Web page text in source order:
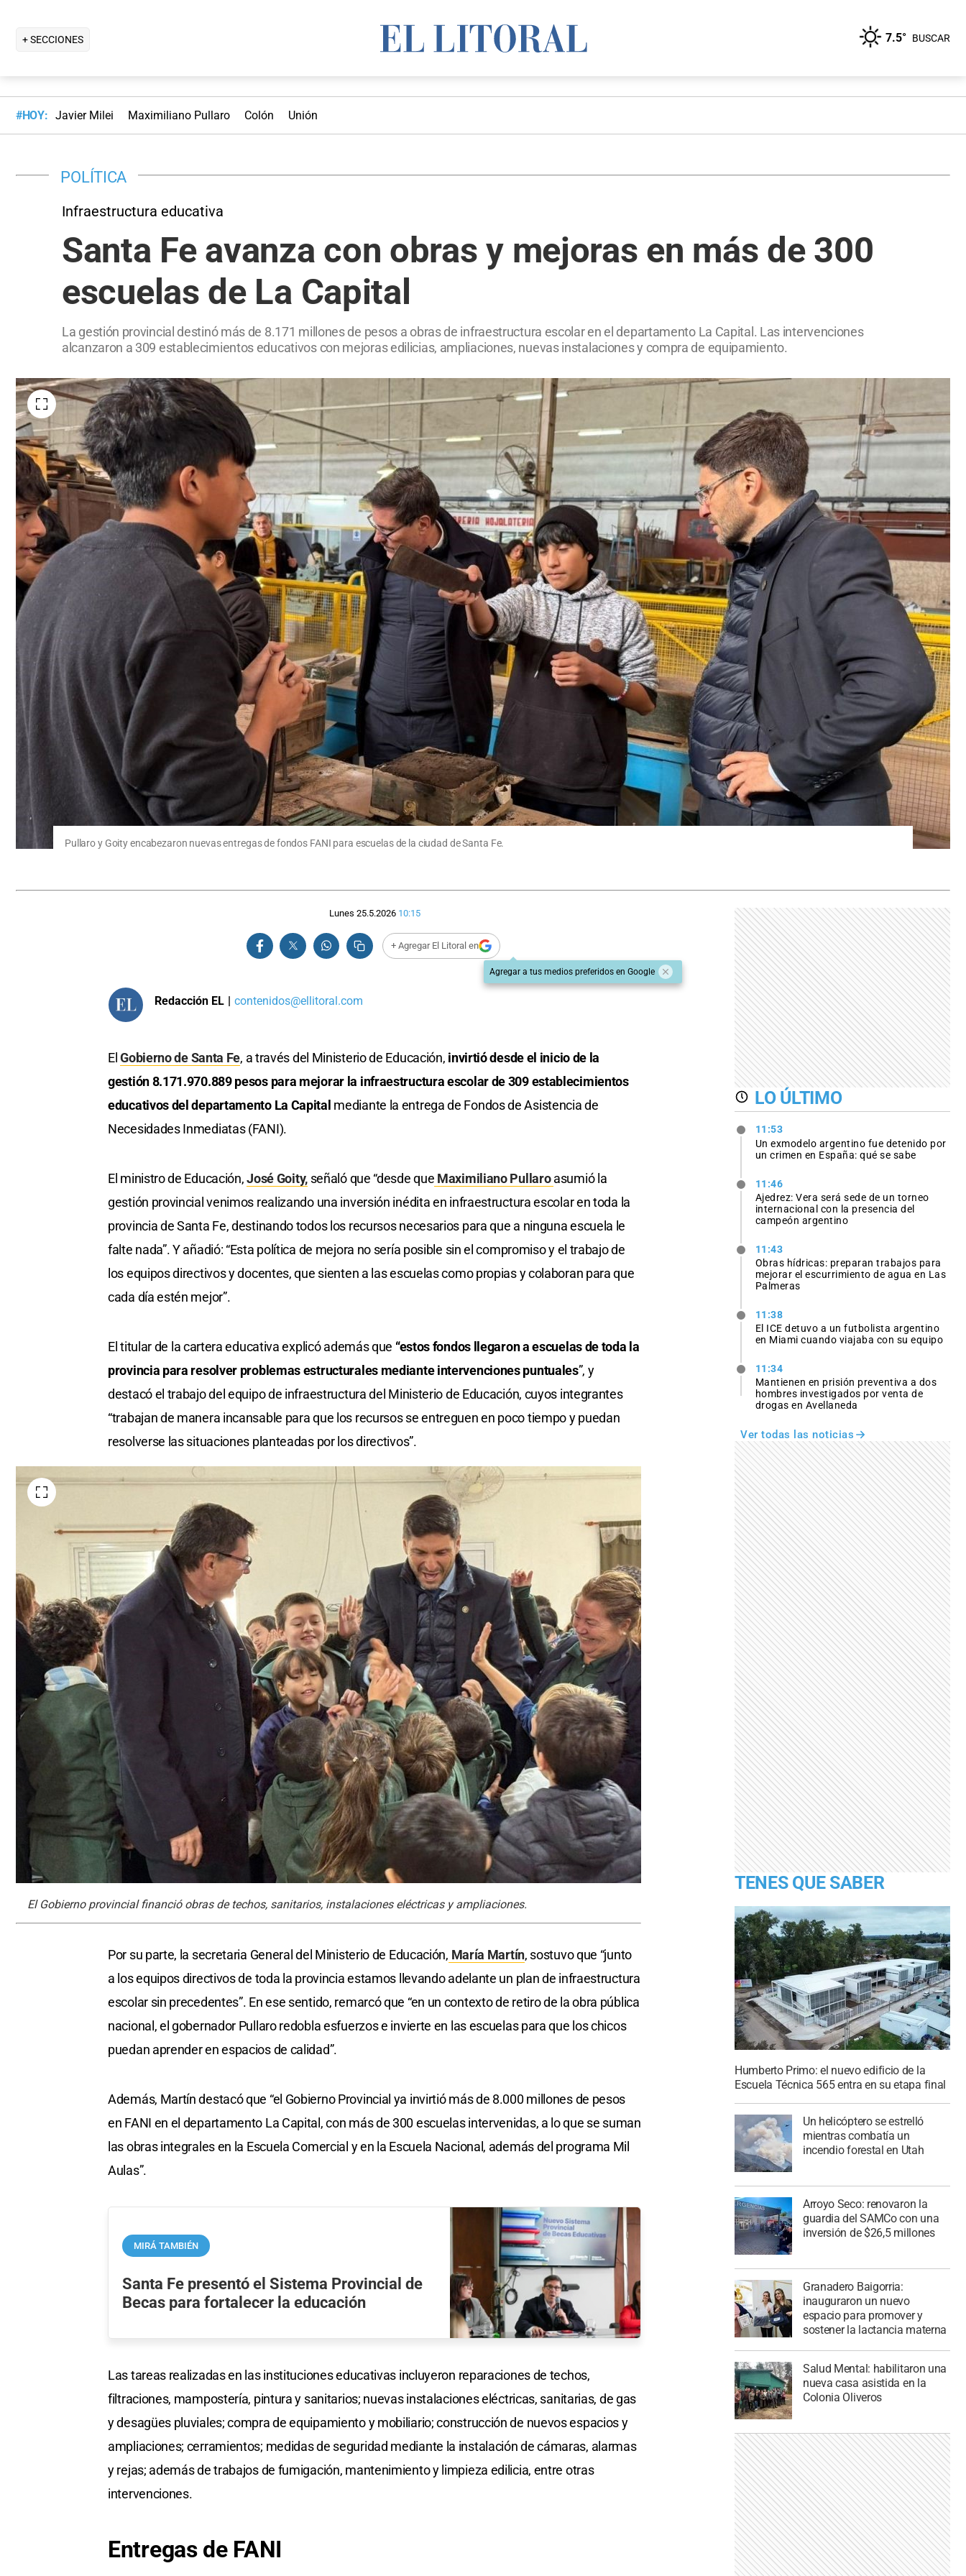
+ SECCIONES 7.5° BUSCAR
#HOY: Javier Milei Maximiliano Pullaro Colón Unión
POLÍTICA
Infraestructura educativa
Santa Fe avanza con obras y mejoras en más de 300
escuelas de La Capital
La gestión provincial destinó más de 8.171 millones de pesos a obras de infraestructura escolar en el departamento La Capital. Las intervenciones
alcanzaron a 309 establecimientos educativos con mejoras edilicias, ampliaciones, nuevas instalaciones y compra de equipamiento.
Pullaro y Goity encabezaron nuevas entregas de fondos FANI para escuelas de la ciudad de Santa Fe.
Lunes 25.5.2026 10:15
+ Agregar El Litoral en
Agregar a tus medios preferidos en Google
Redacción EL | contenidos@ellitoral.com
ElGobierno de Santa Fe, a través del Ministerio de Educación, invirtió desde el inicio de la
gestión 8.171.970.889 pesos para mejorar la infraestructura escolar de 309 establecimientos
educativos del departamento La Capital mediante la entrega de Fondos de Asistencia de
Necesidades Inmediatas (FANI).
El ministro de Educación,José Goity,señaló que “desde que Maximiliano Pullaroasumió la
gestión provincial venimos realizando una inversión inédita en infraestructura escolar en toda la
provincia de Santa Fe, destinando todos los recursos necesarios para que a ninguna escuela le
falte nada”. Y añadió: “Esta política de mejora no sería posible sin el compromiso y el trabajo de
los equipos directivos y docentes, que sienten a las escuelas como propias y colaboran para que
cada día estén mejor”.
El titular de la cartera educativa explicó además que “estos fondos llegaron a escuelas de toda la
provincia para resolver problemas estructurales mediante intervenciones puntuales”, y
destacó el trabajo del equipo de infraestructura del Ministerio de Educación, cuyos integrantes
“trabajan de manera incansable para que los recursos se entreguen en poco tiempo y puedan
resolverse las situaciones planteadas por los directivos”.
El Gobierno provincial financió obras de techos, sanitarios, instalaciones eléctricas y ampliaciones.
Por su parte, la secretaria General del Ministerio de Educación, María Martín, sostuvo que “junto
a los equipos directivos de toda la provincia estamos llevando adelante un plan de infraestructura
escolar sin precedentes”. En ese sentido, remarcó que “en un contexto de retiro de la obra pública
nacional, el gobernador Pullaro redobla esfuerzos e invierte en las escuelas para que los chicos
puedan aprender en espacios de calidad”.
Además, Martín destacó que “el Gobierno Provincial ya invirtió más de 8.000 millones de pesos
en FANI en el departamento La Capital, con más de 300 escuelas intervenidas, a lo que se suman
las obras integrales en la Escuela Comercial y en la Escuela Nacional, además del programa Mil
Aulas”.
MIRÁ TAMBIÉN
Santa Fe presentó el Sistema Provincial de
Becas para fortalecer la educación
Las tareas realizadas en las instituciones educativas incluyeron reparaciones de techos,
filtraciones, mampostería, pintura y sanitarios; nuevas instalaciones eléctricas, sanitarias, de gas
y desagües pluviales; compra de equipamiento y mobiliario; construcción de nuevos espacios y
ampliaciones; cerramientos; medidas de seguridad mediante la instalación de cámaras, alarmas
y rejas; además de trabajos de fumigación, mantenimiento y limpieza edilicia, entre otras
intervenciones.
Entregas de FANI
LO ÚLTIMO
11:53
Un exmodelo argentino fue detenido por
un crimen en España: qué se sabe
11:46
Ajedrez: Vera será sede de un torneo
internacional con la presencia del
campeón argentino
11:43
Obras hídricas: preparan trabajos para
mejorar el escurrimiento de agua en Las
Palmeras
11:38
El ICE detuvo a un futbolista argentino
en Miami cuando viajaba con su equipo
11:34
Mantienen en prisión preventiva a dos
hombres investigados por venta de
drogas en Avellaneda
Ver todas las noticias
TENES QUE SABER
Humberto Primo: el nuevo edificio de la
Escuela Técnica 565 entra en su etapa final
Un helicóptero se estrelló
mientras combatía un
incendio forestal en Utah
Arroyo Seco: renovaron la
guardia del SAMCo con una
inversión de $26,5 millones
Granadero Baigorria:
inauguraron un nuevo
espacio para promover y
sostener la lactancia materna
Salud Mental: habilitaron una
nueva casa asistida en la
Colonia Oliveros